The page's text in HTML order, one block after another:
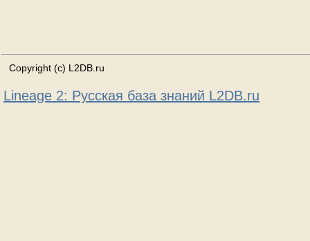
Copyright (c) L2DB.ru
Lineage 2: Русская база знаний L2DB.ru